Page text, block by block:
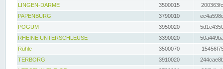
LINGEN-DARME
3500015
PAPENBURG
3790010
POGUM
3950020
RHEINE UNTERSCHLEUSE
3390020
Rühle
3500070
TERBORG
3910020